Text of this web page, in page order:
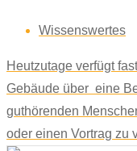
Wissenswertes
Heutzutage verfügt
Gebäude über eine
guthörenden
oder einen Vortrag zu